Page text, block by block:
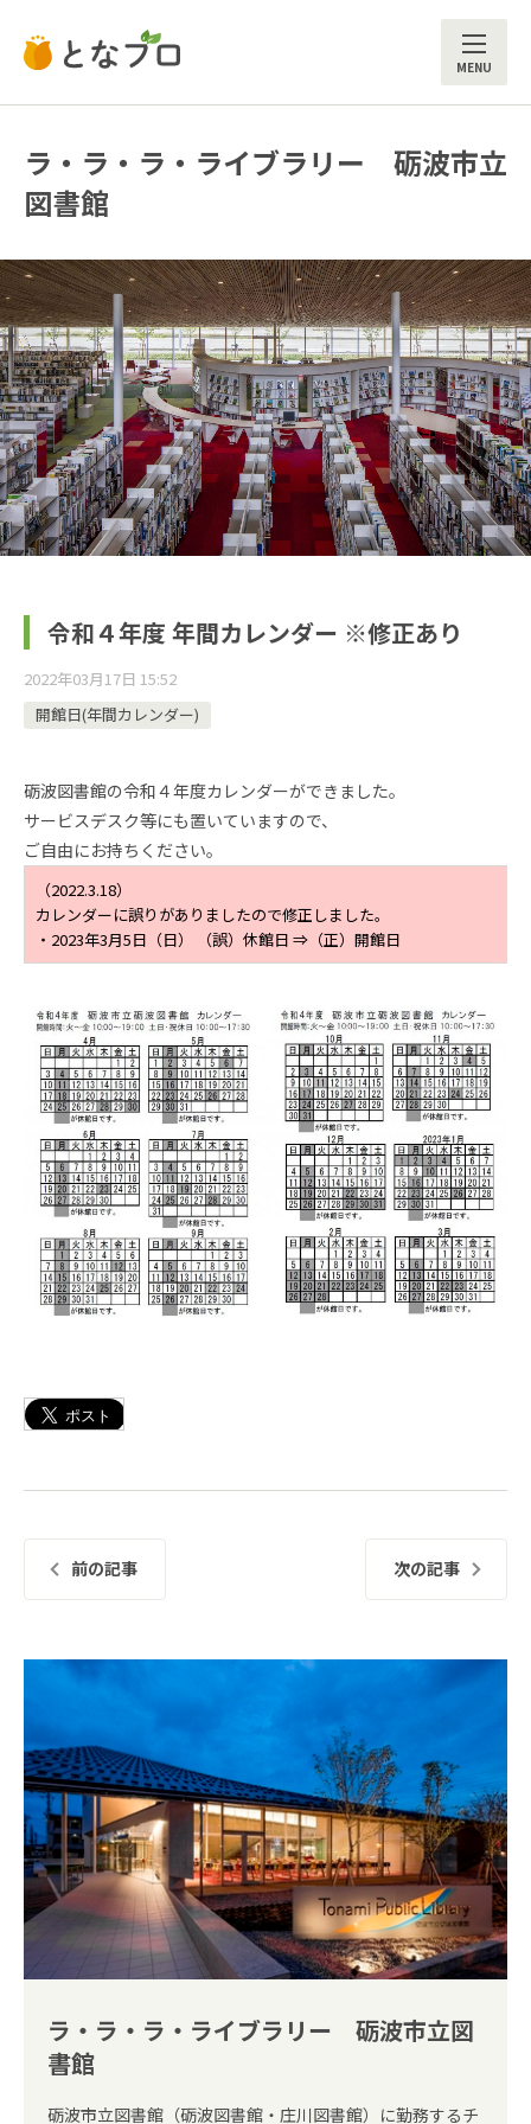
ラ・ラ・ラ・ライブラリー 砺波市立
図書館
令和４年度 年間カレンダー ※修正あり
2022年03月17日 15:52
開館日(年間カレンダー)
砺波図書館の令和４年度カレンダーができました。
サービスデスク等にも置いていますので、
ご自由にお持ちください。
（2022.3.18）
カレンダーに誤りがありましたので修正しました。
・2023年3月5日（日） （誤）休館日 ⇒（正）開館日
前の記事 次の記事
ラ・ラ・ラ・ライブラリー 砺波市立図
書館
砺波市立図書館（砺波図書館・庄川図書館）に勤務するチ